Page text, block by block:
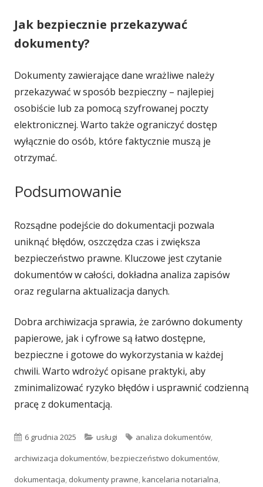
Jak bezpiecznie przekazywać
dokumenty?
Dokumenty zawierające dane wrażliwe należy
przekazywać w sposób bezpieczny – najlepiej
osobiście lub za pomocą szyfrowanej poczty
elektronicznej. Warto także ograniczyć dostęp
wyłącznie do osób, które faktycznie muszą je
otrzymać.
Podsumowanie
Rozsądne podejście do dokumentacji pozwala
uniknąć błędów, oszczędza czas i zwiększa
bezpieczeństwo prawne. Kluczowe jest czytanie
dokumentów w całości, dokładna analiza zapisów
oraz regularna aktualizacja danych.
Dobra archiwizacja sprawia, że zarówno dokumenty
papierowe, jak i cyfrowe są łatwo dostępne,
bezpieczne i gotowe do wykorzystania w każdej
chwili. Warto wdrożyć opisane praktyki, aby
zminimalizować ryzyko błędów i usprawnić codzienną
pracę z dokumentacją.
Opublikowano
6 grudnia 2025 Kategorie
usługi Tagi
analiza dokumentów,
archiwizacja dokumentów,bezpieczeństwo dokumentów,
dokumentacja, dokumenty prawne,kancelaria notarialna,